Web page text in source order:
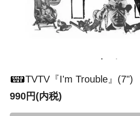
TVTV『I'm Trouble』(7")
990円(内税)